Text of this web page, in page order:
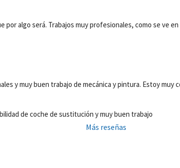
por algo será. Trabajos muy profesionales, como se ve
y muy buen trabajo de mecánica y pintura. Estoy
de coche de sustitución y muy buen trabajo
Más reseñas